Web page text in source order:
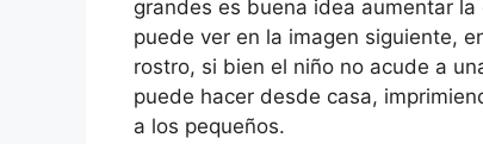
grandes es buena idea aumentar
puede ver en la imagen siguiente,
rostro, si bien el niño no acude a
puede hacer desde casa,
a los pequeños.